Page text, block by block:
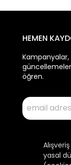
yasal
HEMEN
öğren.